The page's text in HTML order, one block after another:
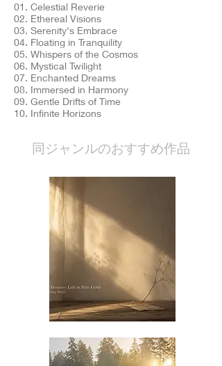
01. Celestial Reverie
02. Ethereal Visions
03. Serenity's Embrace
04. Floating in Tranquility
05. Whispers of the Cosmos
06. Mystical Twilight
07. Enchanted Dreams
08. Immersed in Harmony
09. Gentle Drifts of Time
10. Infinite Horizons
​同ジャンルのおすすめ作品